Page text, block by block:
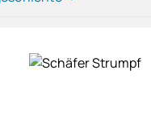
auf Projekte.